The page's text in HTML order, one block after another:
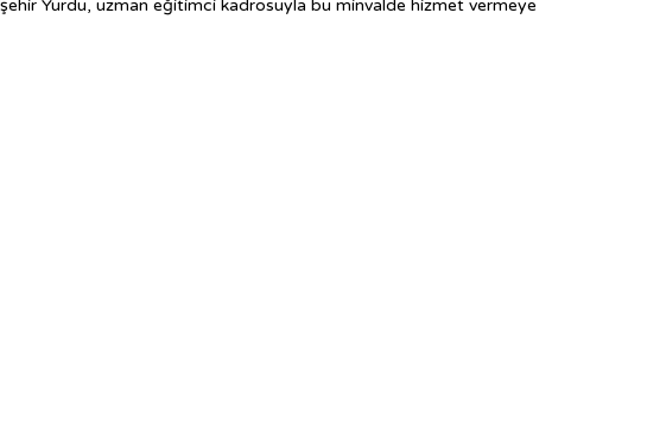
Yurdu, uzman eğitimci kadrosuyla bu minvalde hizmet vermeye